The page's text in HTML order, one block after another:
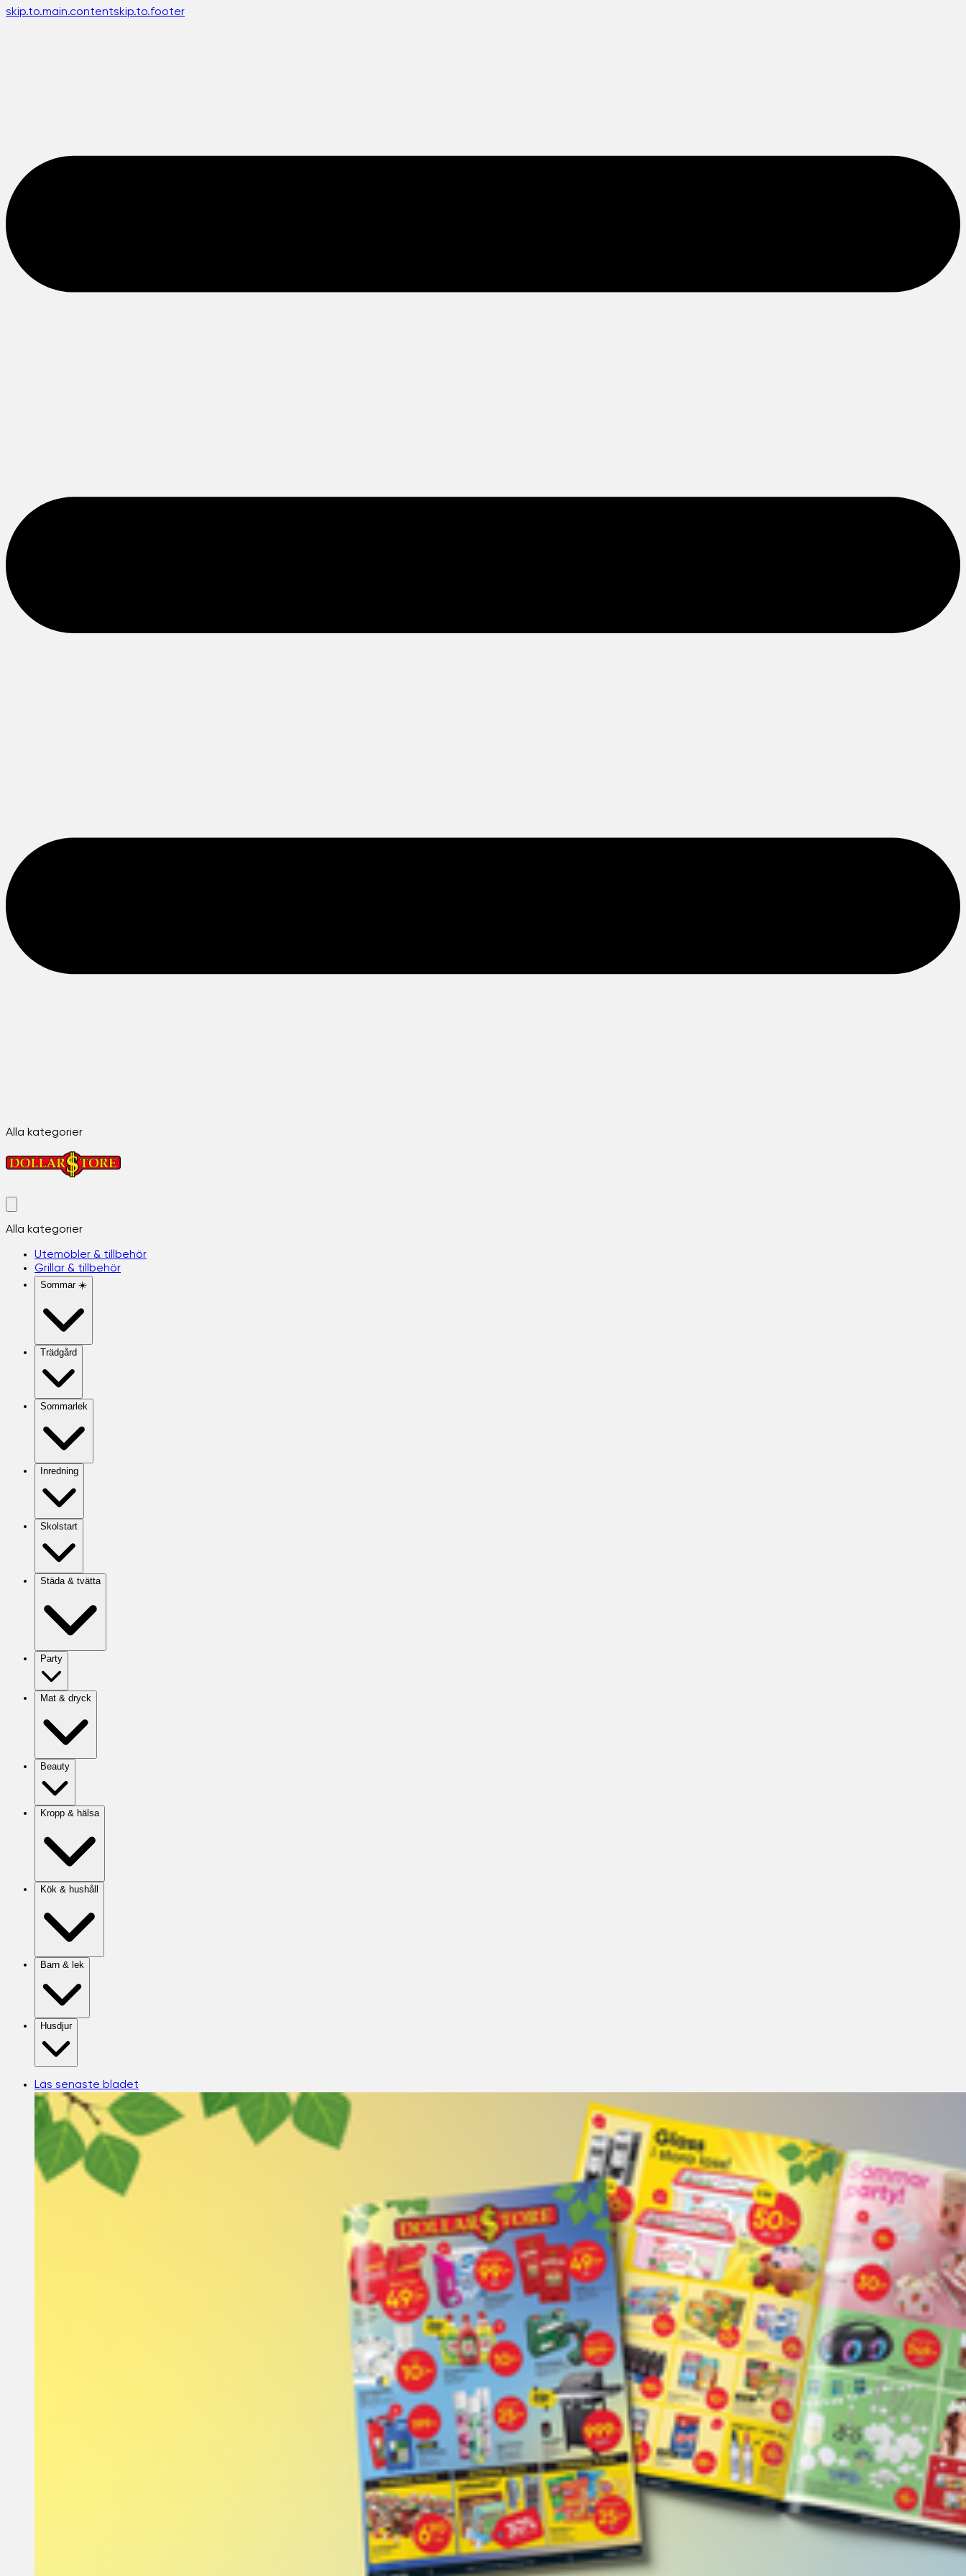
skip.to.main.contentskip.to.footer
Alla kategorier
Alla kategorier
Utemöbler & tillbehör
Grillar & tillbehör
Sommar ☀️
Trädgård
Sommarlek
Inredning
Skolstart
Städa & tvätta
Party
Mat & dryck
Beauty
Kropp & hälsa
Kök & hushåll
Barn & lek
Husdjur
Läs senaste bladet